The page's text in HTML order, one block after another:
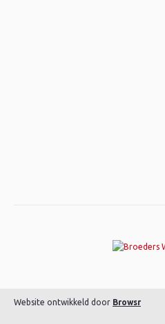
Website ontwikkeld door Browsr